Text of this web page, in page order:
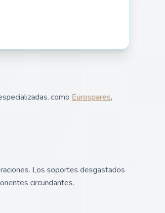
como Eurospares,
Los soportes desgastados
circundantes.